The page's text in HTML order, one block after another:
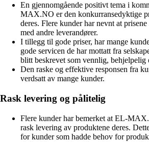
En gjennomgående positivt tema i
MAX.NO er den konkurransedyktige
deres. Flere kunder har nevnt at
med andre leverandører.
I tillegg til gode priser, har mange
gode servicen de har mottatt fra
blitt beskrevet som vennlig, behjelpelig
Den raske og effektive responsen fra
verdsatt av mange kunder.
Rask levering og pålitelig
Flere kunder har bemerket at EL-
rask levering av produktene deres.
for kunder som hadde behov for